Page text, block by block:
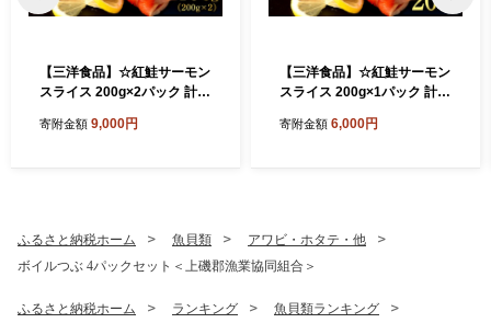
【三洋食品】☆紅鮭サーモン
スライス 200g×2パック 計4
ず 北海道 知内
寄附金額 9,000円
【三洋食品】☆紅鮭サーモン
スライス 200g×1パック 計2
ず 北海道 知内
寄附金額 6,000円
ふるさと納税ホーム 魚貝類
アワビ・ホタテ・他
ボイルつぶ 4パックセット＜上磯郡漁業協同組合＞
ふるさと納税ホーム ランキング
魚貝類ランキング